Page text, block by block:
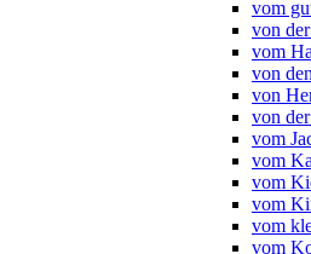
vom
von
vom
von
von
von
vom
vom
vom
vom
vom
vom